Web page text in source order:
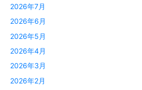
2026年7月
2026年6月
2026年5月
2026年4月
2026年3月
2026年2月